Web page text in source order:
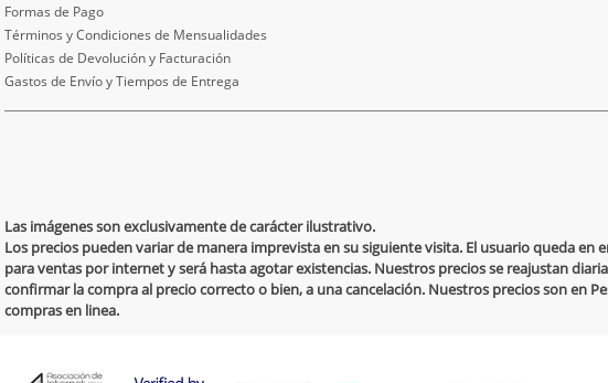
Formas de Pago
Términos y Condiciones de Mensualidades
Políticas de Devolución y Facturación
Gastos de Envío y Tiempos de Entrega
Las imágenes son exclusivamente de carácter ilustrativo.
Los precios pueden variar de manera imprevista en su siguiente visita. El usuario queda
para ventas por internet y será hasta agotar existencias. Nuestros precios se reajustan
confirmar la compra al precio correcto o bien, a una cancelación. Nuestros precios son en
compras en linea.